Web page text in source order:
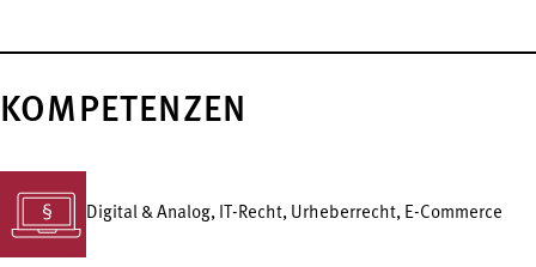
KOMPETENZEN
Digital & Analog, IT-Recht, Urheberrecht, E-Commerce